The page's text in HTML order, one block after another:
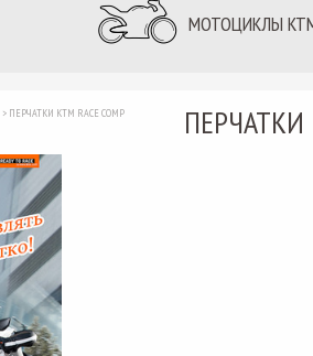
МОТОЦИКЛЫ
> ПЕРЧАТКИ КТМ RACE COMP
ПЕРЧАТКИ